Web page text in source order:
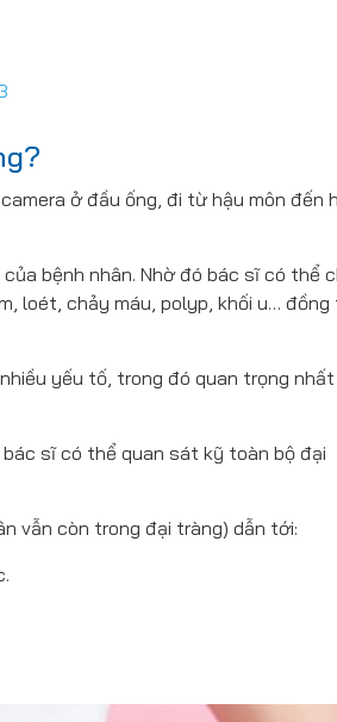
ở đầu ống, đi từ hậu môn đến
bệnh nhân. Nhờ đó bác sĩ có thể
loét, chảy máu, polyp, khối u… đồng
yếu tố, trong đó quan trọng
sĩ có thể quan sát kỹ toàn bộ đại
vẫn còn trong đại tràng) dẫn tới: